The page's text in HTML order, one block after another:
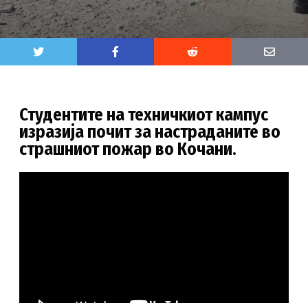
Студентите на техничкиот кампус
изразија почит за настраданите во
страшниот пожар во Кочани.